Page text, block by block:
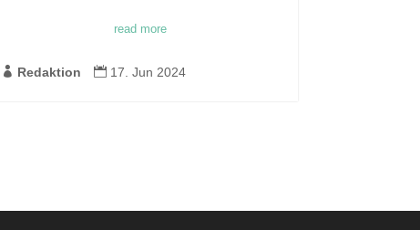
read more
 Redaktion  17. Jun 2024